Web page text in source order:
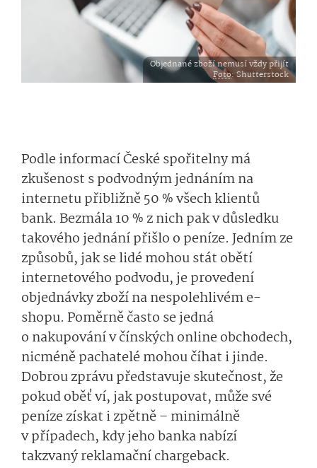
Objednané zboží nemusí vždy přijít
Foto: Shutterstock
Podle informací České spořitelny má
zkušenost s podvodným jednáním na
internetu přibližně 50 % všech klientů
bank. Bezmála 10 % z nich pak v důsledku
takového jednání přišlo o peníze. Jedním ze
způsobů, jak se lidé mohou stát obětí
internetového podvodu, je provedení
objednávky zboží na nespolehlivém e-
shopu. Poměrně často se jedná
o nakupování v čínských online obchodech,
nicméně pachatelé mohou číhat i jinde.
Dobrou zprávu představuje skutečnost, že
pokud oběť ví, jak postupovat, může své
peníze získat i zpětně – minimálně
v případech, kdy jeho banka nabízí
takzvaný reklamační chargeback.